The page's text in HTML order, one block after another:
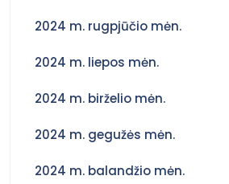
2024 m. rugpjūčio mėn.
2024 m. liepos mėn.
2024 m. birželio mėn.
2024 m. gegužės mėn.
2024 m. balandžio mėn.